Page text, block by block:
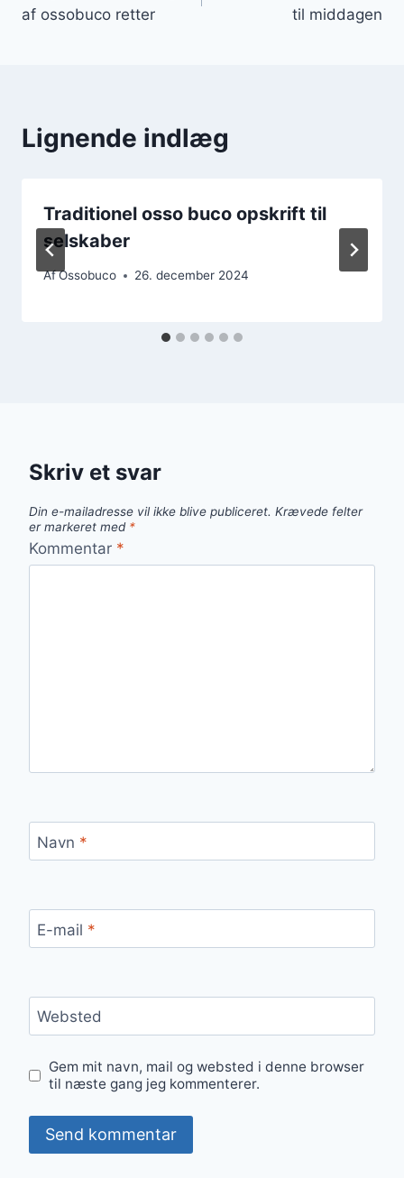
af ossobuco retter
til middagen
Lignende indlæg
Traditionel osso buco opskrift til
selskaber
AfOssobuco 26. december 2024
Skriv et svar
Din e-mailadresse vil ikke blive publiceret. Krævede felter
er markeret med *
Kommentar *
Navn *
E-mail *
Websted
Gem mit navn, mail og websted i denne browser
til næste gang jeg kommenterer.